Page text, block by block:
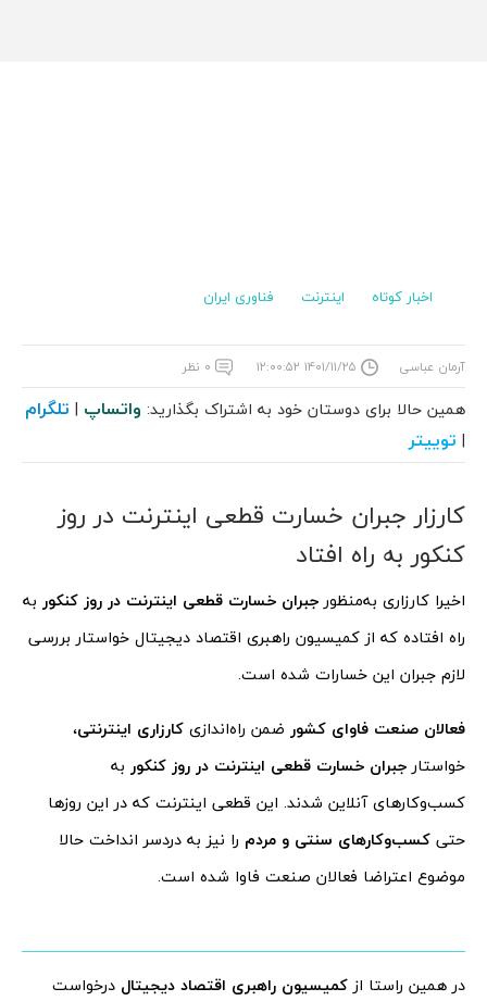
اخبار کوتاه اینترنت فناوری ایران
آرمان عباسی ۱۴۰۱/۱۱/۲۵ ۱۲:۰۰:۵۲ ۰ نظر
همین حالا برای دوستان خود به اشتراک بگذارید: واتساپ | تلگرام
| توییتر
کارزار جبران خسارت قطعی اینترنت در روز
کنکور به راه افتاد
اخیرا کارزاری به‌منظور جبران خسارت قطعی اینترنت در روز کنکور به
راه افتاده که از کمیسیون راهبری اقتصاد دیجیتال خواستار بررسی
لازم جبران این خسارات شده است.
فعالان صنعت فاوای کشور ضمن راه‌اندازی کارزاری اینترنتی،
خواستار جبران خسارت قطعی اینترنت در روز کنکور به
کسب‌وکارهای آنلاین شدند. این قطعی اینترنت که در این روزها
حتی کسب‌وکارهای سنتی و مردم را نیز به دردسر انداخت حالا
موضوع اعتراضا فعالان صنعت فاوا شده است.
در همین راستا ازکمیسیون راهبری اقتصاد دیجیتال درخواست